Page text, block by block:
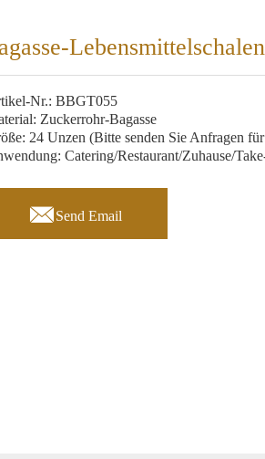
Nr.: BBGT055
Zuckerrohr-Bagasse
24 Unzen (Bitte senden Sie Anfragen
Catering/Restaurant/Zuhause/
Send Email